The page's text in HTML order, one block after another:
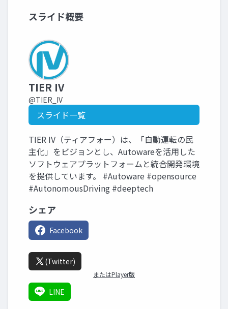
スライド概要
TIER IV
@TIER_IV
スライド一覧
TIER IV（ティアフォー）は、「自動運転の民
主化」をビジョンとし、Autowareを活用した
ソフトウェアプラットフォームと統合開発環境
を提供しています。 #Autoware #opensource
#AutonomousDriving #deeptech
シェア
Facebook
(Twitter)
またはPlayer版
LINE